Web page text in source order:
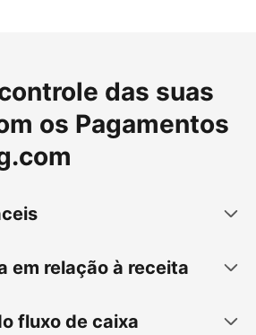
das suas
os Pagamentos
em relação à receita
fluxo de caixa